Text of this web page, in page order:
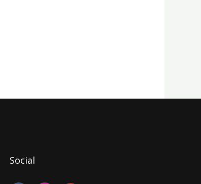
Social